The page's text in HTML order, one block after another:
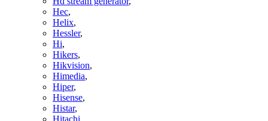
Hec,
Helix,
Hessler,
Hi,
Hikers,
Hikvision,
Himedia,
Hiper,
Hisense,
Histar,
Hitachi,